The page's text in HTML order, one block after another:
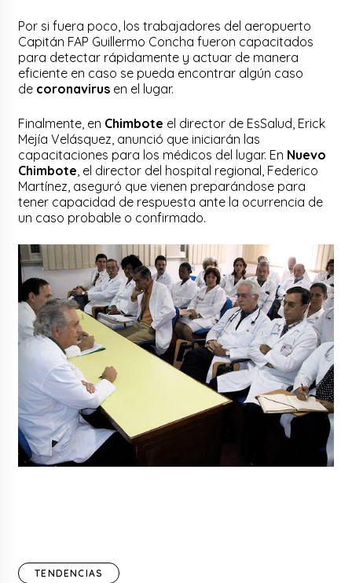
Por si fuera poco, los trabajadores del aeropuerto
Capitán FAP Guillermo Concha fueron capacitados
para detectar rápidamente y actuar de manera
eficiente en caso se pueda encontrar algún caso
de coronavirus en el lugar.
Finalmente, en Chimbote el director de EsSalud, Erick
Mejía Velásquez, anunció que iniciarán las
capacitaciones para los médicos del lugar. En Nuevo
Chimbote , el director del hospital regional, Federico
Martínez, aseguró que vienen preparándose para
tener capacidad de respuesta ante la ocurrencia de
un caso probable o confirmado.
TENDENCIAS